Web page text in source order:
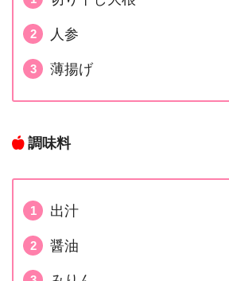
人参
薄揚げ
調味料
出汁
醤油